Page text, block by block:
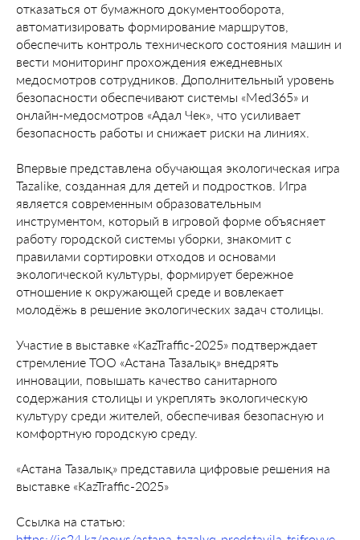
отказаться от бумажного документооборота,
автоматизировать формирование маршрутов,
обеспечить контроль технического состояния машин и
вести мониторинг прохождения ежедневных
медосмотров сотрудников. Дополнительный уровень
безопасности обеспечивают системы «Med365» и
онлайн-медосмотров «Адал Чек», что усиливает
безопасность работы и снижает риски на линиях.
Впервые представлена обучающая экологическая игра
Tazalike, созданная для детей и подростков. Игра
является современным образовательным
инструментом, который в игровой форме объясняет
работу городской системы уборки, знакомит с
правилами сортировки отходов и основами
экологической культуры, формирует бережное
отношение к окружающей среде и вовлекает
молодёжь в решение экологических задач столицы.
Участие в выставке «KazTraffic-2025» подтверждает
стремление ТОО «Астана Тазалық» внедрять
инновации, повышать качество санитарного
содержания столицы и укреплять экологическую
культуру среди жителей, обеспечивая безопасную и
комфортную городскую среду.
«Астана Тазалық» представила цифровые решения на
выставке «KazTraffic-2025»
Ссылка на статью: